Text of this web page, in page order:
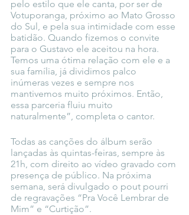
pelo estilo que ele canta, por ser de
Votuporanga, próximo ao Mato Grosso
do Sul, e pela sua intimidade com esse
batidão. Quando fizemos o convite
para o Gustavo ele aceitou na hora.
Temos uma ótima relação com ele e a
sua família, já dividimos palco
inúmeras vezes e sempre nos
mantivemos muito próximos. Então,
essa parceria fluiu muito
naturalmente”, completa o cantor.
Todas as canções do álbum serão
lançadas às quintas-feiras, sempre às
21h, com direito ao vídeo gravado com
presença de público. Na próxima
semana, será divulgado o pout pourri
de regravações “Pra Você Lembrar de
Mim” e “Curtição”.